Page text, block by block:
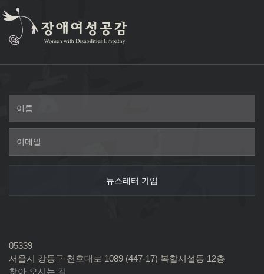
05339
서울시 강동구 천호대로 1089 (447-17) 복합시설동 12층
찾아 오시는 길